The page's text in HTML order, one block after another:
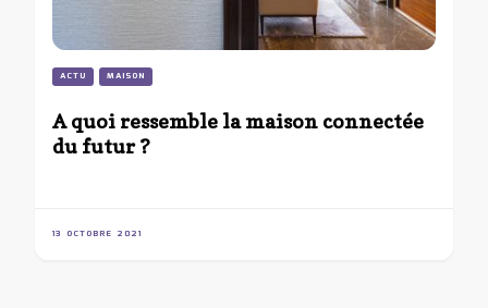
ACTU MAISON
A quoi ressemble la maison connectée
du futur ?
13 OCTOBRE 2021